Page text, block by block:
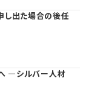
し出た場合の後任
―シルバー人材